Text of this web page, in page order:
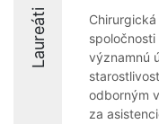
Laureáti
spoločnosti
významnú
odborným
za